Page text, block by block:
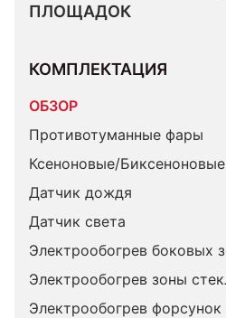
ПЛОЩАДОК
КОМПЛЕКТАЦИЯ
ОБЗОР
Противотуманные фары
Ксеноновые/
Датчик дождя
Датчик света
Электрообогрев боковых
Электрообогрев зоны
Электрообогрев